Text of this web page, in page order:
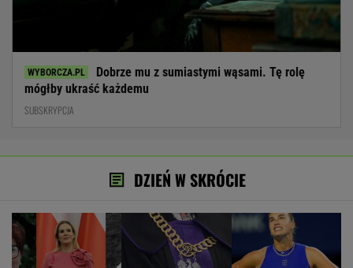
Dobrze mu z sumiastymi wąsami. Tę rolę
mógłby ukraść każdemu
SUBSKRYPCJA
DZIEŃ W SKRÓCIE